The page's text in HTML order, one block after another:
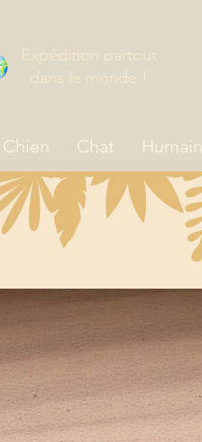
Expédition partout
dans le monde !
Chien Chat Humain